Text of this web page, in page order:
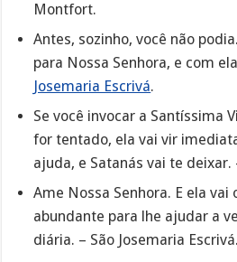
Montfort.
Antes, sozinho, você não
para Nossa Senhora, e com
Josemaria Escrivá.
Se você invocar a Santíssima
for tentado, ela vai vir
ajuda, e Satanás vai te deixar.
Ame Nossa Senhora. E ela vai
abundante para lhe ajudar a
diária. – São Josemaria Escrivá.